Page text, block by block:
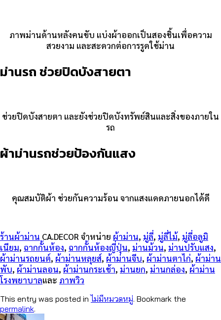
ภาพม่านด้านหลังคนขับ แบ่งผ้าออกเป็นสองชิ้นเพื่อความ
สวยงาม และสะดวกต่อการรูดใช้ม่าน
ม่านรถ ช่วยปิดบังสายตา
ช่วยปิดบังสายตา และยังช่วยปิดบังทรัพย์สินและสิ่งของภายใน
รถ
ผ้าม่านรถช่วยป้องกันแสง
คุณสมบัติผ้า ช่วยกันความร้อน จากแสงแดดภายนอกได้ดี
ร้านผ้าม่าน CA.DECOR จำหน่าย ผ้าม่าน, มู่ลี่, มู่ลี่ไม้, มู่ลี่อลูมิ
เนียม, ฉากกั้นห้อง, ฉากกั้นห้องญี่ปุ่น, ม่านม้วน, ม่านปรับแสง,
ผ้าม่านรถยนต์, ผ้าม่านหลุยส์, ผ้าม่านจีบ, ผ้าม่านตาไก่, ผ้าม่าน
พับ, ผ้าม่านลอน, ผ้าม่านกระเช้า, ม่านยก, ม่านกล่อง, ผ้าม่าน
โรงพยาบาลและ ภาพวิว
This entry was posted inไม่มีหมวดหมู่. Bookmark the
permalink.